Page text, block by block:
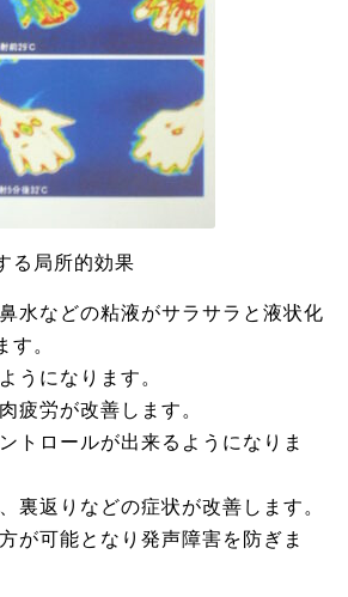
る局所的効果
水などの粘液がサラサラと液状化
す。
うになります。
疲労が改善します。
トロールが出来るようになりま
裏返りなどの症状が改善します。
が可能となり発声障害を防ぎま